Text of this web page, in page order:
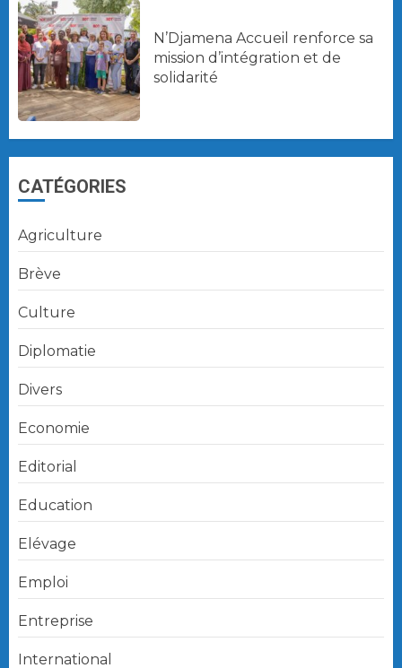
N’Djamena Accueil renforce sa
mission d’intégration et de
solidarité
CATÉGORIES
Agriculture
Brève
Culture
Diplomatie
Divers
Economie
Editorial
Education
Elévage
Emploi
Entreprise
International